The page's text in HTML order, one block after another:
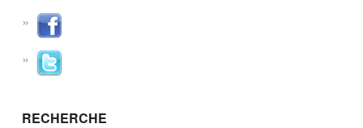
RECHERCHE